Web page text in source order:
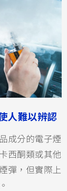
人難以辨認
成分的電子煙
西酮類或其他
彈，但實際上